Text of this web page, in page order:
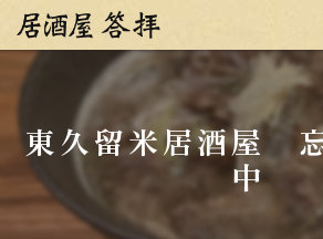
東久留米居酒屋
中